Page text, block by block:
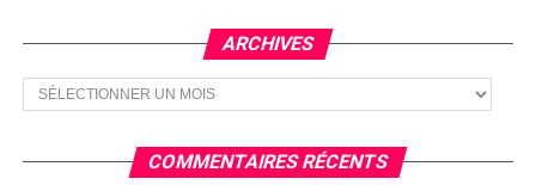
ARCHIVES
Archives
COMMENTAIRES RÉCENTS